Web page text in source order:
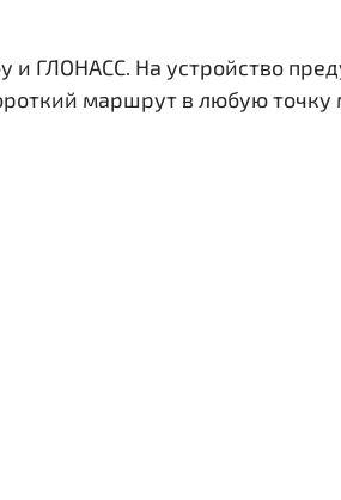
и ГЛОНАСС. На устройство
маршрут в любую точку